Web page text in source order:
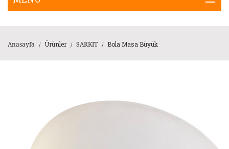
Anasayfa / Ürünler / SARKIT / Bola Masa Büyük